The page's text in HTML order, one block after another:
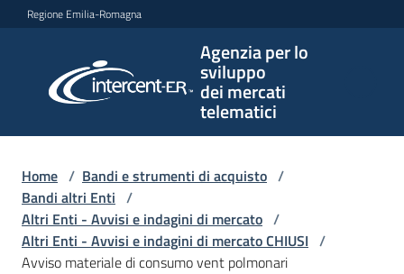
Vai al contenuto
Vai alla navigazione
Vai al footer
Regione Emilia-Romagna
Agenzia per lo
sviluppo
dei mercati
telematici
per lo
sviluppo
telematici
L'Agenzia
Home / Bandi e strumenti di acquisto /
Bandi altri Enti /
Altri Enti - Avvisi e indagini di mercato /
Altri Enti - Avvisi e indagini di mercato CHIUSI /
Avviso materiale di consumo vent polmonari